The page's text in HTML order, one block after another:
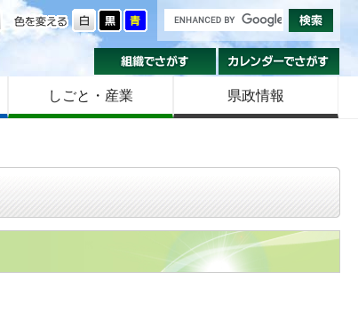
色を変える
組織でさがす
しごと・産業 県政情報